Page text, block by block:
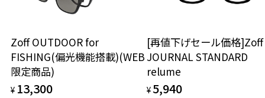
Zoff OUTDOOR for
FISHING(偏光機能搭載)(WEB
限定商品)
¥ 13,300
[再値下げセール価格
JOURNAL STANDARD
relume
¥ 5,940